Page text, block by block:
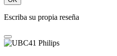
Escriba su propia reseña